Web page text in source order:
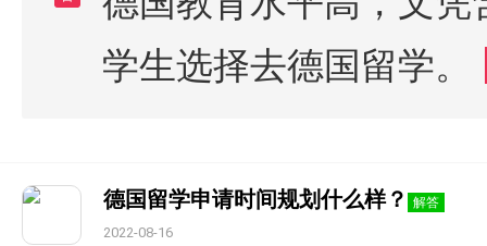
学生选择去德国留学。
德国留学申请时间规划什么样？ 解答
2022-08-16